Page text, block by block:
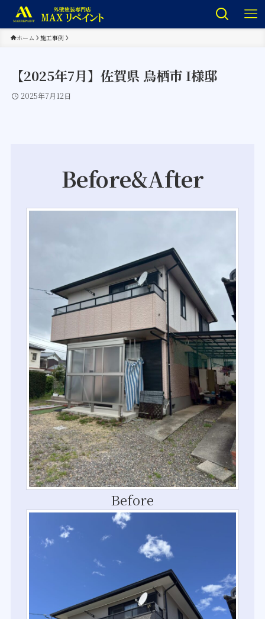
ホーム 施工事例
【2025年7月】佐賀県 鳥栖市 I様邸
2025年7月12日
Before&After
Before